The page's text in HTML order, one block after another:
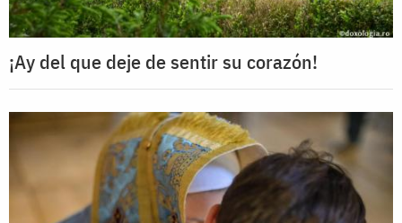
¡Ay del que deje de sentir su corazón!